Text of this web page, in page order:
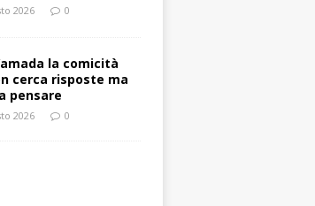
2026 0
la comicità
cerca risposte ma
pensare
2026 0